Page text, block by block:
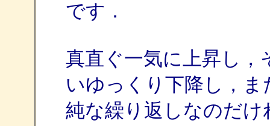
です．
真直ぐ一気に上昇し
いゆっくり下降し，
純な繰り返しなのだ